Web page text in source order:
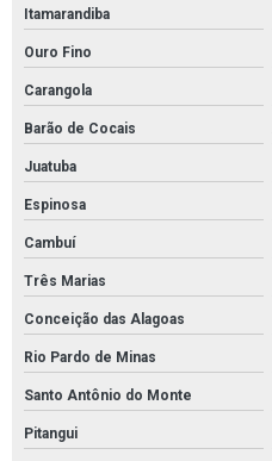
Distribuidor de manta para contenção
Distribuidor mantas brasil
Distribuidor tubolit
Empresa de mantas absorventes de
Fornecedor de absorventes
Fornecedor de manta para absorção
Fornecedor de mantas absorventes
Fornecedor tubolit
Kit ambiental para vazamento de óleo
Kit de contenção de derramamento
Itamarandiba
Ouro Fino
Carangola
Barão de Cocais
Juatuba
Espinosa
Cambuí
Três Marias
Conceição das Alagoas
Rio Pardo de Minas
Santo Antônio do Monte
Pitangui